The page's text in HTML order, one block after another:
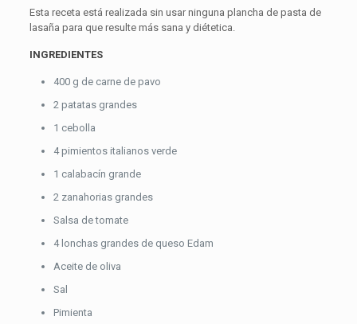
Esta receta está realizada sin usar ninguna plancha de pasta de
lasaña para que resulte más sana y diétetica.
INGREDIENTES
400 g de carne de pavo
2 patatas grandes
1 cebolla
4 pimientos italianos verde
1 calabacín grande
2 zanahorias grandes
Salsa de tomate
4 lonchas grandes de queso Edam
Aceite de oliva
Sal
Pimienta